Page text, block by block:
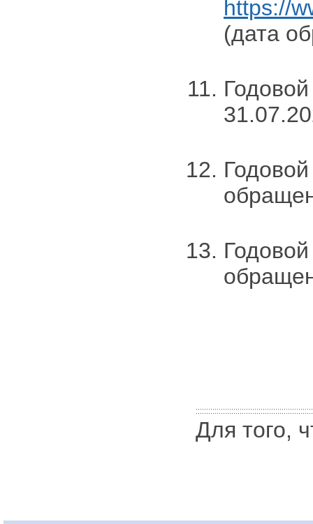
https://
(дата
Для того,